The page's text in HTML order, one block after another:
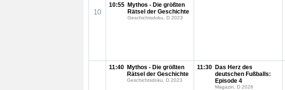
10
10:55 Mythos - Die größten
Rätsel der Geschichte
Geschichtsdoku, D 2023
11:40 Mythos - Die größten
Rätsel der Geschichte
Geschichtsdoku, D 2023
11:30 Das Herz des
deutschen Fußballs:
Episode 4
Magazin, D 2026